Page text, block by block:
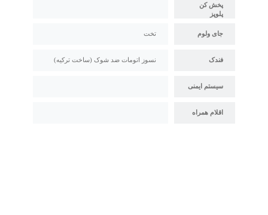
پخش کن
پلوپز
جای ولوم تخت
فندک نسوز اتومات ضد شوک (ساخت ترکیه)
سیستم ایمنی
اقلام همراه